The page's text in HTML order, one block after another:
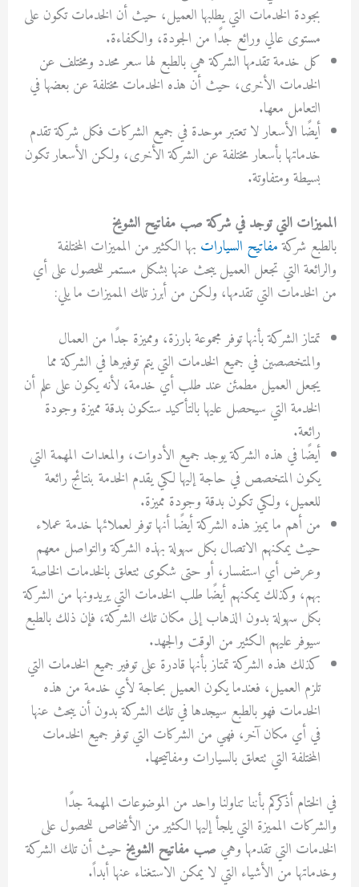
بجودة الخدمات التي يطلبها العميل، حيث أن الخدمات تكون على
مستوى عالي ورائع جدًا من الجودة، والكفاءة.
كل خدمة تقدمها الشركة هي بالطبع لها سعر محدد ومختلف عن
الخدمات الأخرى، حيث أن هذه الخدمات مختلفة عن بعضها في
التعامل معها.
أيضًا الأسعار لا تعتبر موحدة في جميع الشركات فكل شركة تقدم
خدماتها بأسعار مختلفة عن الشركة الأخرى، ولكن الأسعار تكون
بسيطة ومتفاوتة.
المميزات التي توجد في شركة صب مفاتيح الشويخ
بالطبع شركةمفاتيح السيارات بها الكثير من المميزات المختلفة
والرائعة التي تجعل العميل يبحث عنها بشكل مستمر للحصول على أي
من الخدمات التي تقدمها، ولكن من أبرز تلك المميزات ما يلي:
تمتاز الشركة بأنها توفر مجموعة بارزة، ومميزة جدًا من العمال
والمتخصصين في جميع الخدمات التي يتم توفيرها في الشركة مما
يجعل العميل مطمئن عند طلب أي خدمة، لأنه يكون على علم أن
الخدمة التي سيحصل عليها بالتأكيد ستكون بدقة مميزة وجودة
رائعة.
أيضًا في هذه الشركة يوجد جميع الأدوات، والمعدات المهمة التي
يكون المتخصص في حاجة إليها لكي يقدم الخدمة بنتائج رائعة
للعميل، ولكي تكون بدقة وجودة مميزة.
من أهم ما يميز هذه الشركة أيضًا أنها توفر لعملائها خدمة عملاء
حيث يمكنهم الاتصال بكل سهولة بهذه الشركة والتواصل معهم
وعرض أي استفسار، أو حتى شكوى تتعلق بالخدمات الخاصة
بهم، وكذلك يمكنهم أيضًا طلب الخدمات التي يريدونها من الشركة
بكل سهولة بدون الذهاب إلى مكان تلك الشركة، فإن ذلك بالطبع
سيوفر عليهم الكثير من الوقت والجهد.
كذلك هذه الشركة تمتاز بأنها قادرة على توفير جميع الخدمات التي
تلزم العميل، فعندما يكون العميل بحاجة لأي خدمة من هذه
الخدمات فهو بالطبع سيجدها في تلك الشركة بدون أن يبحث عنها
في أي مكان آخر، فهي من الشركات التي توفر جميع الخدمات
المختلفة التي تتعلق بالسيارات ومفاتيحها.
في الختام أذكركم بأننا تناولنا واحد من الموضوعات المهمة جدًا
والشركات المميزة التي يلجأ إليها الكثير من الأشخاص للحصول على
الخدمات التي تقدمها وهي صب مفاتيح الشويخحيث أن تلك الشركة
وخدماتها من الأشياء التي لا يمكن الاستغناء عنها أبداً.